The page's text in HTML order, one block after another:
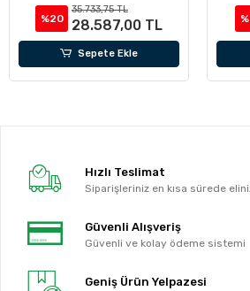
%20
35.733,75 TL
28.587,00 TL
Sepete Ekle
Hızlı Teslimat
Siparişleriniz en kısa sürede
Güvenli Alışveriş
Güvenli ve kolay ödeme sistemi
Geniş Ürün Yelpazesi